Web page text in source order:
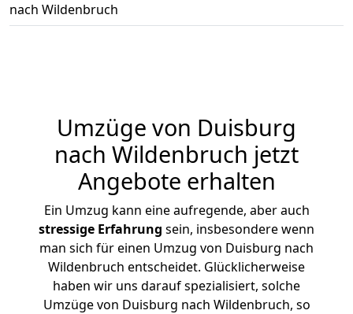
nach Wildenbruch
Umzüge von Duisburg
nach Wildenbruch jetzt
Angebote erhalten
Ein Umzug kann eine aufregende, aber auch
stressige Erfahrung sein, insbesondere wenn
man sich für einen Umzug von Duisburg nach
Wildenbruch entscheidet. Glücklicherweise
haben wir uns darauf spezialisiert, solche
Umzüge von Duisburg nach Wildenbruch, so